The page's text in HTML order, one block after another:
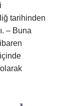
tarihinden
– Buna